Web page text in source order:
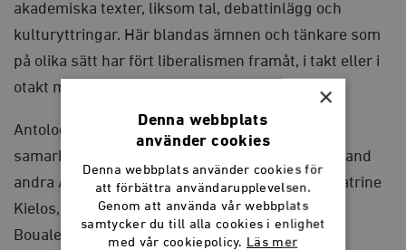
akademiska texter, liksom tal, debattinlägg och
kulturyttringar. Här blandas ämnen och tänkare som
på olika sätt har fört liberalismen framåt, i takt eller i
otakt med världens utveckling.
Antologin har tagits fram av Timbro förlag i
samarbete med Liberal Debatt. Med texter av bland
andra Anne Applebaum, Michel Houellebecq, Katrine
Kielos, Karl-Ove Knausgård, Johan Norberg och
Boualem Sansal.
×
Denna webbplats
använder cookies
Denna webbplats använder cookies för
att förbättra användarupplevelsen.
Genom att använda vår webbplats
samtycker du till alla cookies i enlighet
med vår cookiepolicy. Läs mer